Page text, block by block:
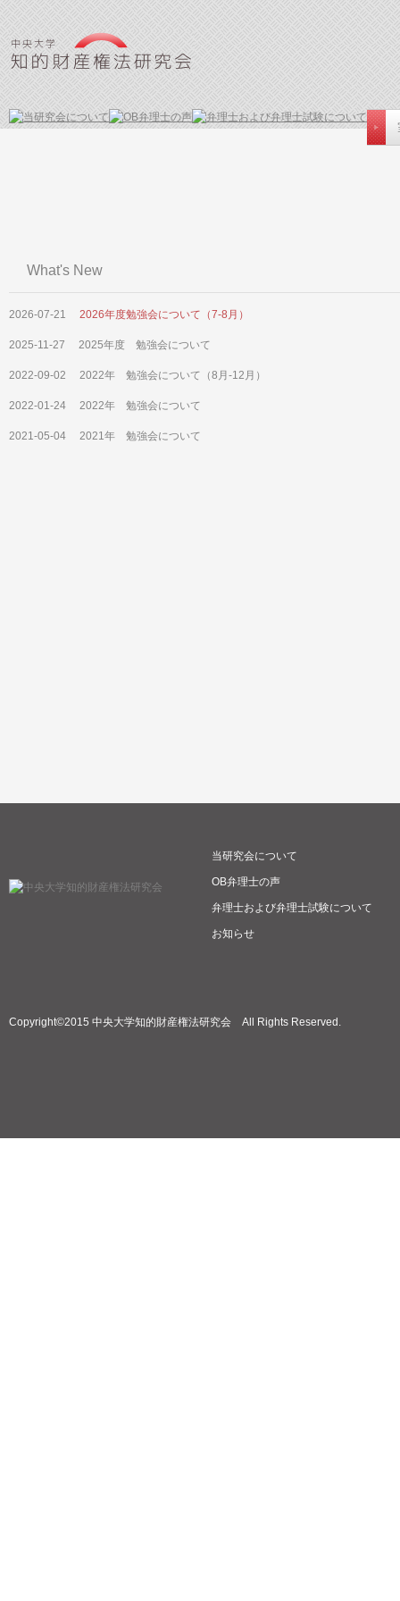
What's New
2026-07-21 2026年度勉強会について（7-8月）
2025-11-27 2025年度 勉強会について
2022-09-02 2022年 勉強会について（8月-12月）
2022-01-24 2022年 勉強会について
2021-05-04 2021年 勉強会について
当研究会について
OB弁理士の声
弁理士および弁理士試験について
お知らせ
Copyright©2015 中央大学知的財産権法研究会 All Rights Reserved.